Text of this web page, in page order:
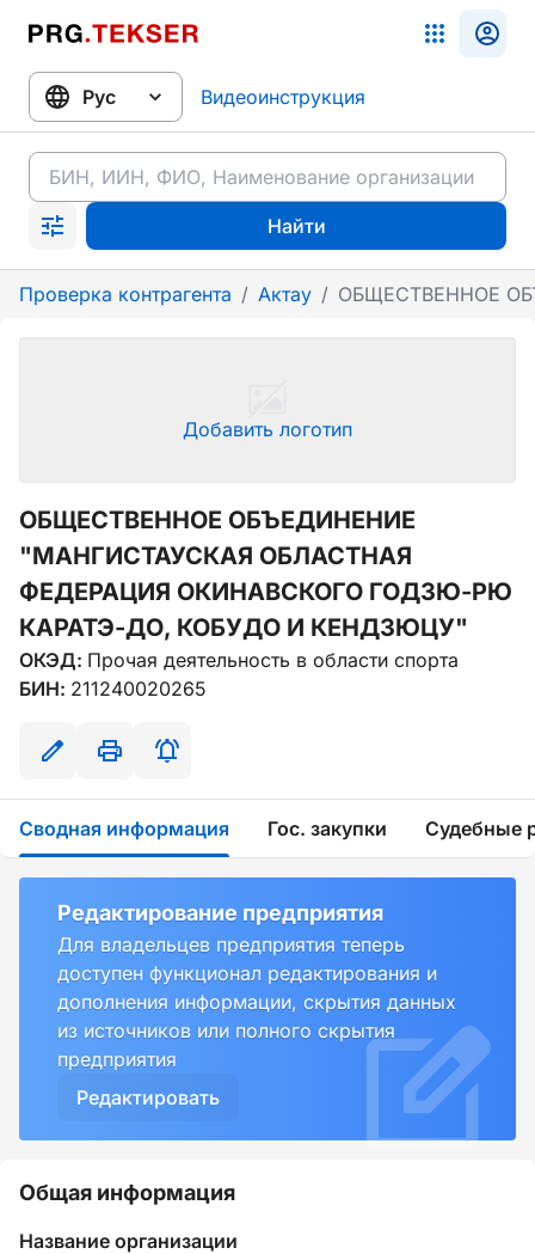
Видеоинструкция
Найти
Проверка контрагента / Актау / ОБЩЕСТВЕННОЕ
Добавить логотип
ОБЩЕСТВЕННОЕ ОБЪЕДИНЕНИЕ
"МАНГИСТАУСКАЯ ОБЛАСТНАЯ
ФЕДЕРАЦИЯ ОКИНАВСКОГО ГОДЗЮ-РЮ
КАРАТЭ-ДО, КОБУДО И КЕНДЗЮЦУ"
ОКЭД: Прочая деятельность в области спорта
БИН: 211240020265
Сводная информация Гос. закупки Судебные
Редактирование предприятия
Для владельцев предприятия теперь
доступен функционал редактирования и
дополнения информации, скрытия данных
из источников или полного скрытия
предприятия
Редактировать
Общая информация
Название организации